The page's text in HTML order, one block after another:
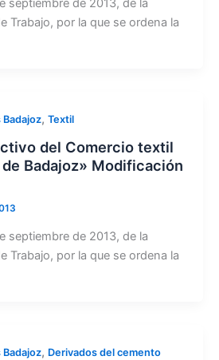
septiembre de 2013, de la
Trabajo, por la que se ordena la
, Textil
del Comercio textil
Badajoz» Modificación
septiembre de 2013, de la
Trabajo, por la que se ordena la
, Derivados del cemento